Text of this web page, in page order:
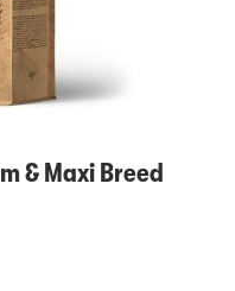
& Maxi Breed